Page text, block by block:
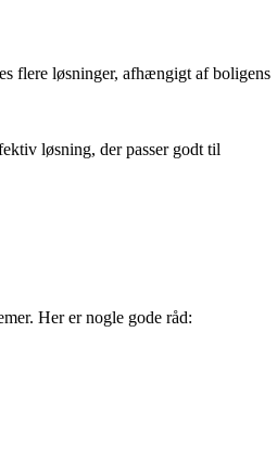
flere løsninger, afhængigt af boligens
løsning, der passer godt til
Her er nogle gode råd: